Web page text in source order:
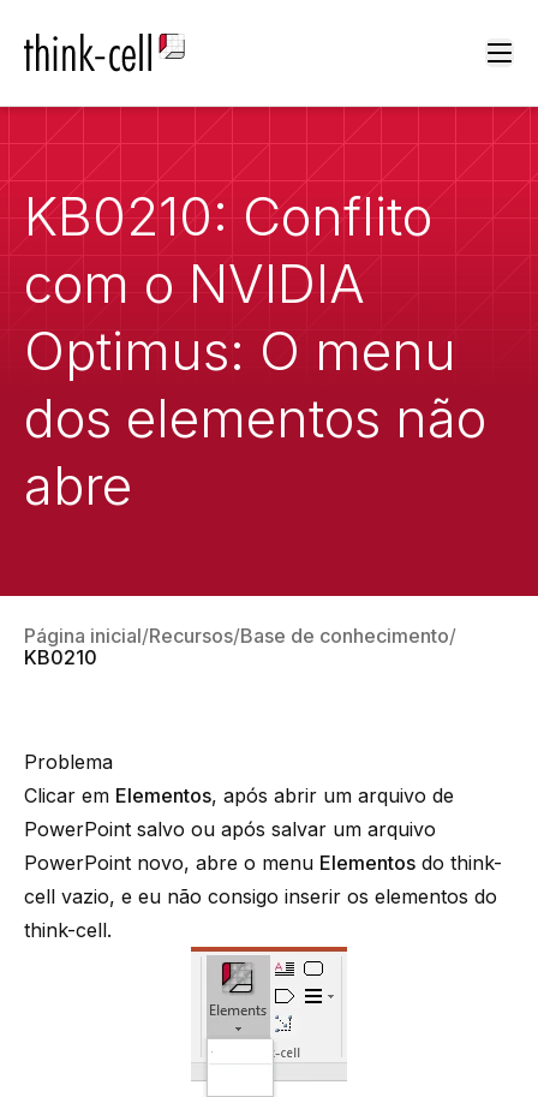
KB0210: Conflito
com o NVIDIA
Optimus: O menu
dos elementos não
abre
Página inicial Recursos Base de conhecimento
KB0210
Problema
Clicar em Elementos, após abrir um arquivo de
PowerPoint salvo ou após salvar um arquivo
PowerPoint novo, abre o menu Elementos do think-
cell vazio, e eu não consigo inserir os elementos do
think-cell.